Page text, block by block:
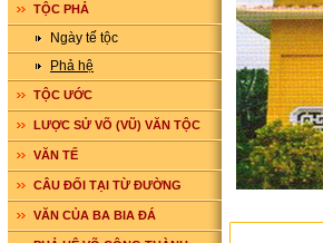
TỘC PHẢ
Ngày tế tộc
Phả hệ
TỘC ƯỚC
LƯỢC SỬ VÕ (VŨ) VĂN TỘC
VĂN TẾ
CÂU ĐỐI TẠI TỪ ĐƯỜNG
VĂN CỦA BA BIA ĐÁ